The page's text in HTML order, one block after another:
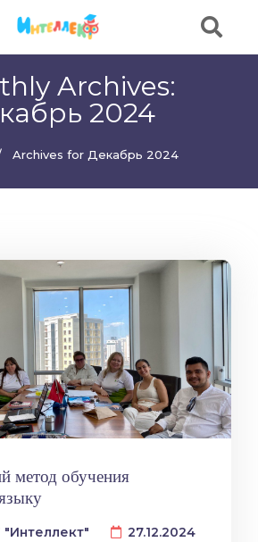
Archives:
2024
Archives for Декабрь 2024
метод обучения
27.12.2024